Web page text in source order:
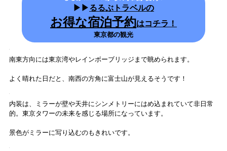
「トップデッキツアー」の参加者は、足元の矢印にしたがって進みま
す。